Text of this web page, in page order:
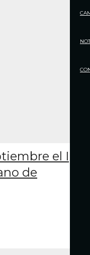
el I
de